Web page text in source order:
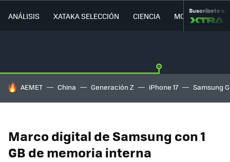
ANÁLISIS XATAKA SELECCIÓN CIENCIA MOVILIDAD
Suscríbete a
HOY SE HABLA DE
AEMET China Generación Z iPhone 17 Samsung
Marco digital de Samsung con 1
GB de memoria interna